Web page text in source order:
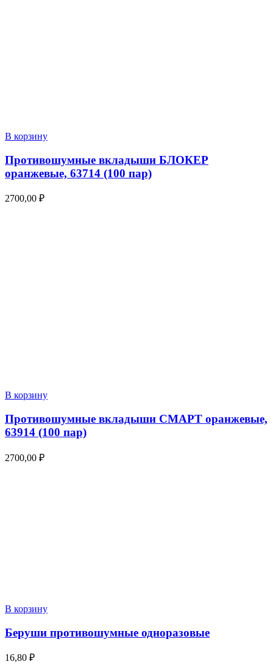
В корзину
Противошумные вкладыши БЛОКЕР
оранжевые, 63714 (100 пар)
2700,00 ₽
В корзину
Противошумные вкладыши СМАРТ оранжевые,
63914 (100 пар)
2700,00 ₽
В корзину
Беруши противошумные одноразовые
16,80 ₽